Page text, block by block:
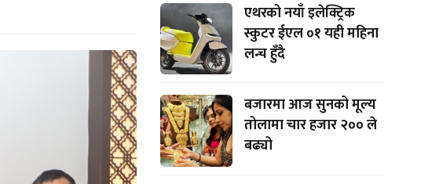
एथरको नयाँ इलेक्ट्रिक
स्कुटर ईएल ०१ यही महिना
लन्च हुँदै
बजारमा आज सुनको मूल्य
तोलामा चार हजार २०० ले
बढ्यो